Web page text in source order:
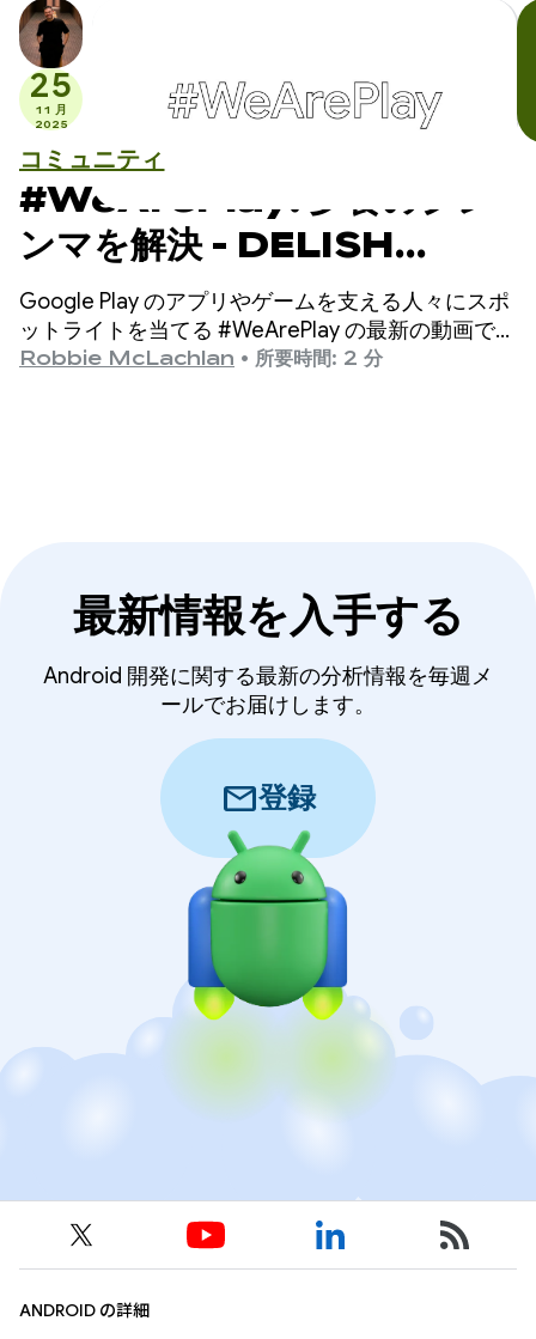
25
11 月
2025
コミュニティ
#WeArePlay: 夕食のジレ
ンマを解決 - DELISH
KITCHEN が 1,300 万人の
家庭料理人をサポートする方
法
Google Play のアプリやゲームを支える人々にスポ
ットライトを当てる #WeArePlay の最新の動画で
は、DELISH KITCHEN の共同創業者である千春さん
Robbie McLachlan • 所要時間: 2 分
最新情報を入手する
Android 開発に関する最新の分析情報を毎週メ
ールでお届けします。
mail登録
ANDROID の詳細